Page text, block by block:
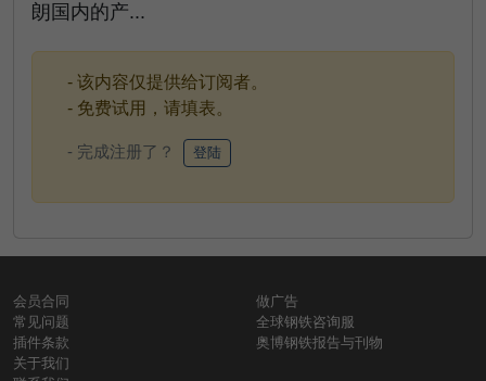
朗国内的产...
- 该内容仅提供给订阅者。
- 免费试用，请填表。
- 完成注册了？ 登陆
会员合同
常见问题
插件条款
关于我们
做广告
全球钢铁咨询服
奥博钢铁报告与刊物